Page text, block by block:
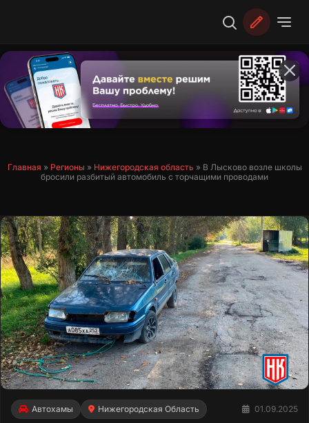
Главная » Регионы » Нижегородская область » В Лысково возле школы
бросили разбитый автомобиль с торчащими проводами
Автохамы Нижегородская Область 01.09.2025